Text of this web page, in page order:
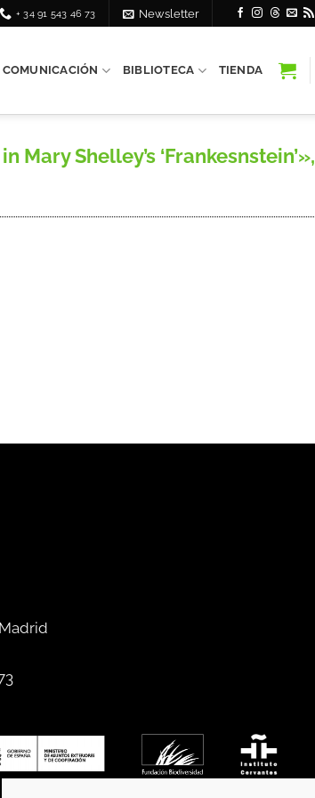
+ 34 91 543 46 73 Newsletter
COMUNICACIÓN BIBLIOTECA TIENDA
Shelley’s ‘Frankesnstein’»,